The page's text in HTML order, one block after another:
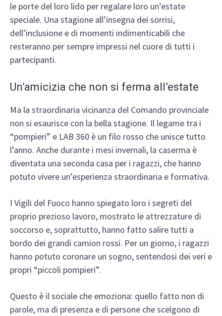
le porte del loro lido per regalare loro un’estate
speciale. Una stagione all’insegna dei sorrisi,
dell’inclusione e di momenti indimenticabili che
resteranno per sempre impressi nel cuore di tutti i
partecipanti.
Un’amicizia che non si ferma all’estate
Ma la straordinaria vicinanza del Comando provinciale
non si esaurisce con la bella stagione. Il legame tra i
“pompieri” e LAB 360 è un filo rosso che unisce tutto
l’anno. Anche durante i mesi invernali, la caserma è
diventata una seconda casa per i ragazzi, che hanno
potuto vivere un’esperienza straordinaria e formativa.
I Vigili del Fuoco hanno spiegato loro i segreti del
proprio prezioso lavoro, mostrato le attrezzature di
soccorso e, soprattutto, hanno fatto salire tutti a
bordo dei grandi camion rossi. Per un giorno, i ragazzi
hanno potuto coronare un sogno, sentendosi dei veri e
propri “piccoli pompieri”.
Questo è il sociale che emoziona: quello fatto non di
parole, ma di presenza e di persone che scelgono di